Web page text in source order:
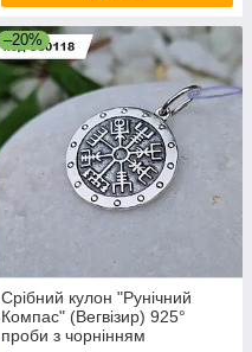
–20%
Срібний кулон "Рунічний
Компас" (Вегвізир) 925°
проби з чорнінням